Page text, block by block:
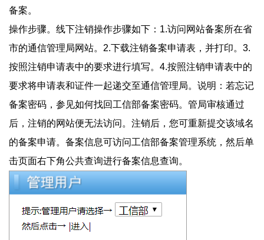
备案。
操作步骤。线下注销操作步骤如下：1.访问网站备案所在省
市的通信管理局网站。2.下载注销备案申请表，并打印。3.
按照注销申请表中的要求进行填写。4.按照注销申请表中的
要求将申请表和证件一起递交至通信管理局。说明：若忘记
备案密码，参见如何找回工信部备案密码。管局审核通过
后，注销的网站便无法访问。注销后，您可重新提交该域名
的备案申请。备案信息可访问工信部备案管理系统，然后单
击页面右下角公共查询进行备案信息查询。